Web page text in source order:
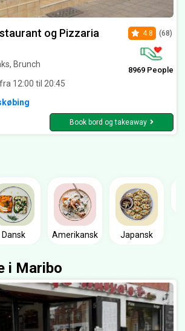
og Pizzaria
Brunch
12:00 til 20:45
4.8 (68)
8969 People
Book bord og takeaway
Dansk Amerikansk Japansk
i Maribo